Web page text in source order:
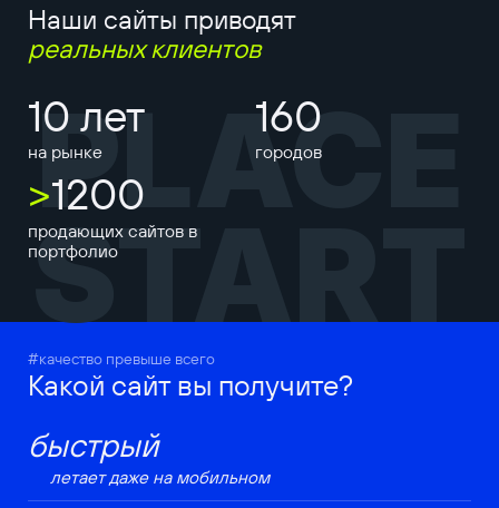
Наши сайты приводят
реальных клиентов
10 лет
на рынке
160
городов
>1200
продающих сайтов в
портфолио
PLACE
START
#качество превыше всего
Какой сайт вы получите?
быстрый
летает даже на мобильном